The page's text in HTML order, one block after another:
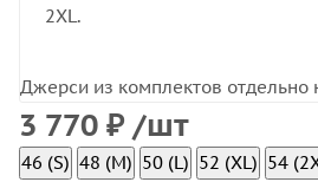
2XL.
Джерси из комплектов отдельно
3 770 ₽ /шт
46 (S) 48 (M) 50 (L) 52 (XL) 54